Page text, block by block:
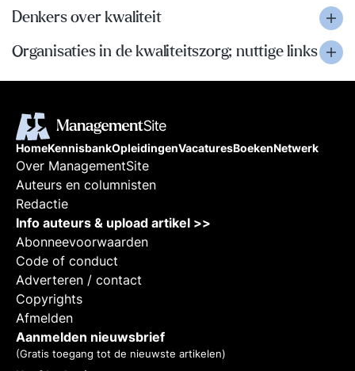
Denkers over kwaliteit
Organisaties in de kwaliteitszorg; nuttige links
HomeKennisbankOpleidingenVacaturesBoekenNetwerk
Over ManagementSite
Auteurs en columnisten
Redactie
Info auteurs & upload artikel >>
Abonneevoorwaarden
Code of conduct
Adverteren / contact
Copyrights
Afmelden
Aanmelden nieuwsbrief
(Gratis toegang tot de nieuwste artikelen)